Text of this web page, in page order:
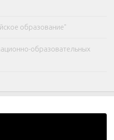
образование"
образовательных